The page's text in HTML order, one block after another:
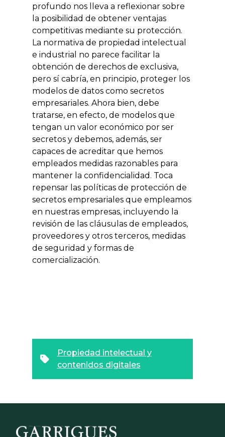
profundo nos lleva a reflexionar sobre
la posibilidad de obtener ventajas
competitivas mediante su protección.
La normativa de propiedad intelectual
e industrial no parece facilitar la
obtención de derechos de exclusiva,
pero sí cabría, en principio, proteger los
modelos de datos como secretos
empresariales. Ahora bien, debe
tratarse, en efecto, de modelos que
tengan un valor económico por ser
secretos y debemos, además, ser
capaces de acreditar que hemos
empleados medidas razonables para
mantener la confidencialidad. Toca
repensar las políticas de protección de
secretos empresariales que empleamos
en nuestras empresas, incluyendo la
revisión de las cláusulas de empleados,
proveedores y otros terceros, medidas
de seguridad y formas de
comercialización.
Propiedad intelectual y
contenidos digitales